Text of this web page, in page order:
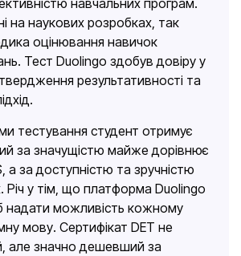
навчальних програм.
на наукових розробках, так
оцінювання навичок
Тест Duolingo здобув довіру у
результативності та
тестування студент отримує
за значущістю майже дорівнює
а за доступністю та зручністю
Річ у тім, що платформа Duolingo
надати можливість кожному
мову. Сертифікат DET не
але значно дешевший за